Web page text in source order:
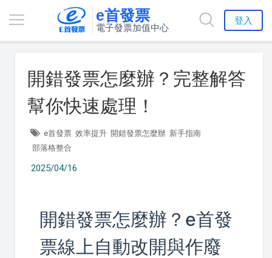
e首發票
電子發票加值中心
登入
開錯發票怎麼辦？完整解答
幫你快速處理！
e首發票 效率提升 開錯發票怎麼辦 新手指南
部落格整合
2025/04/16
開錯發票怎麼辦？e首發
票線上自動改開與作廢